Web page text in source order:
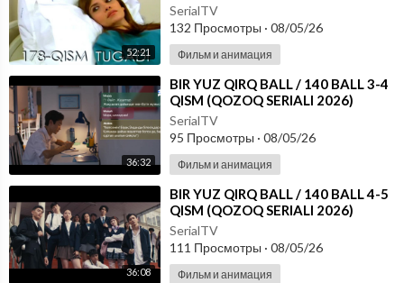
52:21
SerialTV
132 Просмотры · 08/05/26
Фильм и анимация
36:32
⁣⁣BIR YUZ QIRQ BALL / 140 BALL 3-4
QISM (QOZOQ SERIALI 2026)
UZBEK TILIDA
SerialTV
95 Просмотры · 08/05/26
Фильм и анимация
36:08
⁣⁣BIR YUZ QIRQ BALL / 140 BALL 4-5
QISM (QOZOQ SERIALI 2026)
UZBEK TILIDA
SerialTV
111 Просмотры · 08/05/26
Фильм и анимация